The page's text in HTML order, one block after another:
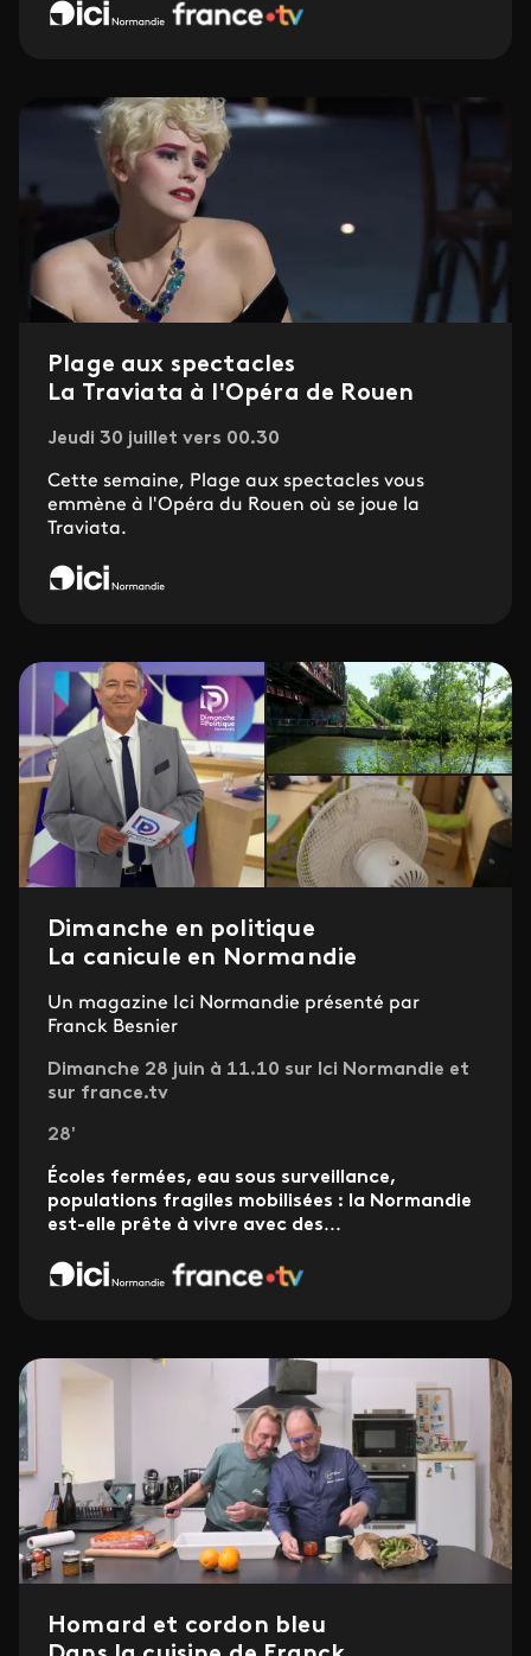
Plage aux spectacles
La Traviata à l'Opéra de Rouen
Jeudi 30 juillet vers 00.30
Cette semaine, Plage aux spectacles vous
emmène à l'Opéra du Rouen où se joue la
Traviata.
Dimanche en politique
La canicule en Normandie
Un magazine Ici Normandie présenté par
Franck Besnier
Dimanche 28 juin à 11.10 sur Ici Normandie et
sur france.tv
28'
Écoles fermées, eau sous surveillance,
populations fragiles mobilisées : la Normandie
est-elle prête à vivre avec des...
Homard et cordon bleu